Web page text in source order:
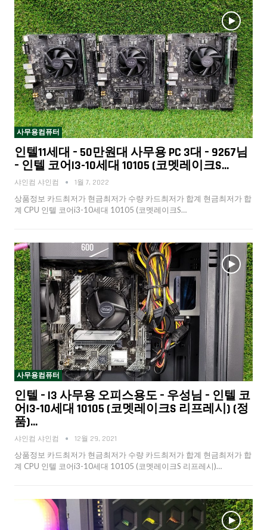
사무용컴퓨터
인텔11세대 – 50만원대 사무용 PC 3대 – 9267님
– 인텔 코어i3-10세대 10105 (코멧레이크S…
샤인컴 샤인컴 1월 7, 2022
상품정보 카드최저가 현금최저가 수량 카드최저가 합계 현금최저가 합
계 CPU 인텔 코어i3-10세대 10105 (코멧레이크S…
사무용컴퓨터
인텔 – I3 사무용 오피스용도 – 우성님 – 인텔 코
어i3-10세대 10105 (코멧레이크S 리프레시) (정
품)…
샤인컴 샤인컴 12월 29, 2021
상품정보 카드최저가 현금최저가 수량 카드최저가 합계 현금최저가 합
계 CPU 인텔 코어i3-10세대 10105 (코멧레이크S 리프레시)…